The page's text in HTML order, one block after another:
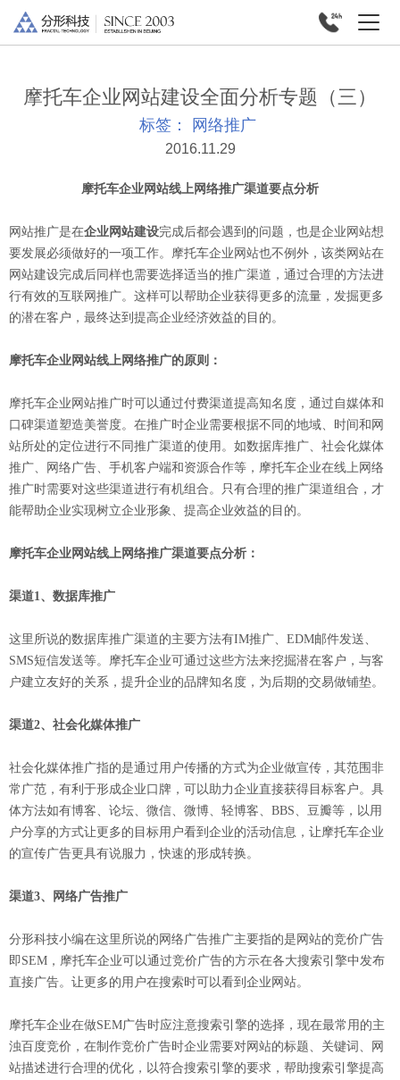
摩托车企业网站建设全面分析专题（三）
标签： 网络推广
2016.11.29
摩托车企业网站线上网络推广渠道要点分析
网站推广是在企业网站建设完成后都会遇到的问题，也是企业网站想
要发展必须做好的一项工作。摩托车企业网站也不例外，该类网站在
网站建设完成后同样也需要选择适当的推广渠道，通过合理的方法进
行有效的互联网推广。这样可以帮助企业获得更多的流量，发掘更多
的潜在客户，最终达到提高企业经济效益的目的。
摩托车企业网站线上网络推广的原则：
摩托车企业网站推广时可以通过付费渠道提高知名度，通过自媒体和
口碑渠道塑造美誉度。在推广时企业需要根据不同的地域、时间和网
站所处的定位进行不同推广渠道的使用。如数据库推广、社会化媒体
推广、网络广告、手机客户端和资源合作等，摩托车企业在线上网络
推广时需要对这些渠道进行有机组合。只有合理的推广渠道组合，才
能帮助企业实现树立企业形象、提高企业效益的目的。
摩托车企业网站线上网络推广渠道要点分析：
渠道1、数据库推广
这里所说的数据库推广渠道的主要方法有IM推广、EDM邮件发送、
SMS短信发送等。摩托车企业可通过这些方法来挖掘潜在客户，与客
户建立友好的关系，提升企业的品牌知名度，为后期的交易做铺垫。
渠道2、社会化媒体推广
社会化媒体推广指的是通过用户传播的方式为企业做宣传，其范围非
常广范，有利于形成企业口牌，可以助力企业直接获得目标客户。具
体方法如有博客、论坛、微信、微博、轻博客、BBS、豆瓣等，以用
户分享的方式让更多的目标用户看到企业的活动信息，让摩托车企业
的宣传广告更具有说服力，快速的形成转换。
渠道3、网络广告推广
分形科技小编在这里所说的网络广告推广主要指的是网站的竞价广告
即SEM，摩托车企业可以通过竞价广告的方示在各大搜索引擎中发布
直接广告。让更多的用户在搜索时可以看到企业网站。
摩托车企业在做SEM广告时应注意搜索引擎的选择，现在最常用的主
浊百度竞价，在制作竞价广告时企业需要对网站的标题、关键词、网
站描述进行合理的优化，以符合搜索引擎的要求，帮助搜索引擎提高